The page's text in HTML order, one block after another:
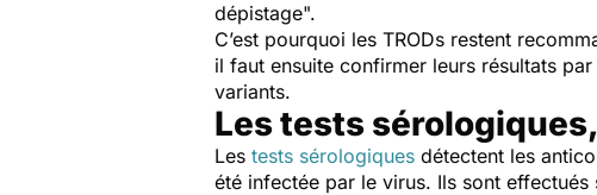
dépistage".
C’est pourquoi les TRODs restent
il faut ensuite confirmer leurs résultats
variants.
Les tests
Les tests sérologiques détectent les
été infectée par le virus. Ils sont